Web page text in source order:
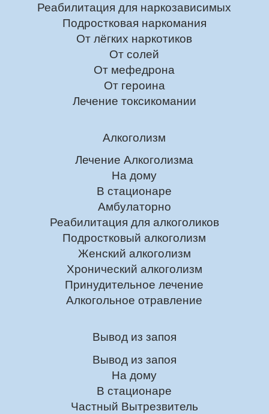
Реабилитация для наркозависимых
Подростковая наркомания
От лёгких наркотиков
От солей
От мефедрона
От героина
Лечение токсикомании
Алкоголизм
Лечение Алкоголизма
На дому
В стационаре
Амбулаторно
Реабилитация для алкоголиков
Подростковый алкоголизм
Женский алкоголизм
Хронический алкоголизм
Принудительное лечение
Алкогольное отравление
Вывод из запоя
Вывод из запоя
На дому
В стационаре
Частный Вытрезвитель